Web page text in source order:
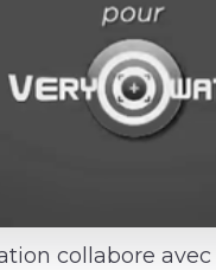
collabore